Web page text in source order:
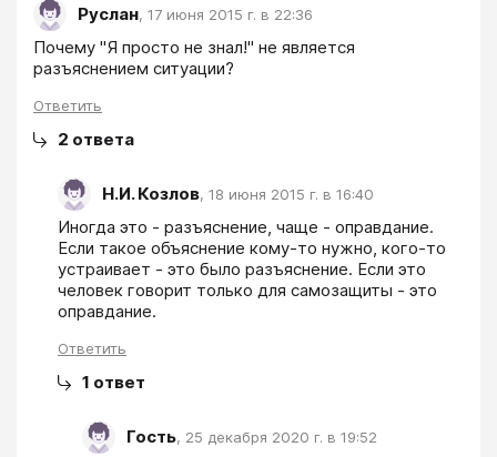
Руслан, 17 июня 2015 г. в 22:36
Почему "Я просто не знал!" не является
разъяснением ситуации?
Ответить
2 ответа
Н.И. Козлов, 18 июня 2015 г. в 16:40
Иногда это - разъяснение, чаще - оправдание.
Если такое объяснение кому-то нужно, кого-то
устраивает - это было разъяснение. Если это
человек говорит только для самозащиты - это
оправдание.
Ответить
1 ответ
Гость, 25 декабря 2020 г. в 19:52